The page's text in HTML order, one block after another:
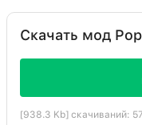
Скачать мод
[938.3 Kb] скачиваний: